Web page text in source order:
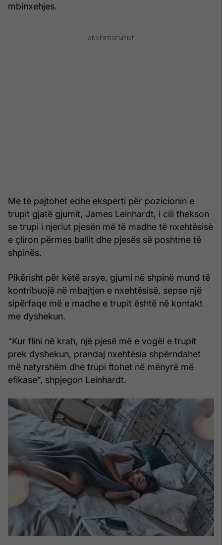
mbinxehjes.
Me të pajtohet edhe eksperti për pozicionin e
trupit gjatë gjumit, James Leinhardt, i cili thekson
se trupi i njeriut pjesën më të madhe të nxehtësisë
e çliron përmes ballit dhe pjesës së poshtme të
shpinës.
Pikërisht për këtë arsye, gjumi në shpinë mund të
kontribuojë në mbajtjen e nxehtësisë, sepse një
sipërfaqe më e madhe e trupit është në kontakt
me dyshekun.
“Kur flini në krah, një pjesë më e vogël e trupit
prek dyshekun, prandaj nxehtësia shpërndahet
më natyrshëm dhe trupi ftohet në mënyrë më
efikase”, shpjegon Leinhardt.